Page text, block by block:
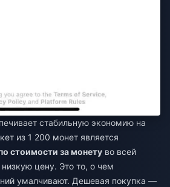
стабильную экономию на
из 1 200 монет является
стоимости за монету во всей
цену. Это то, о чем
умалчивают. Дешевая покупка —